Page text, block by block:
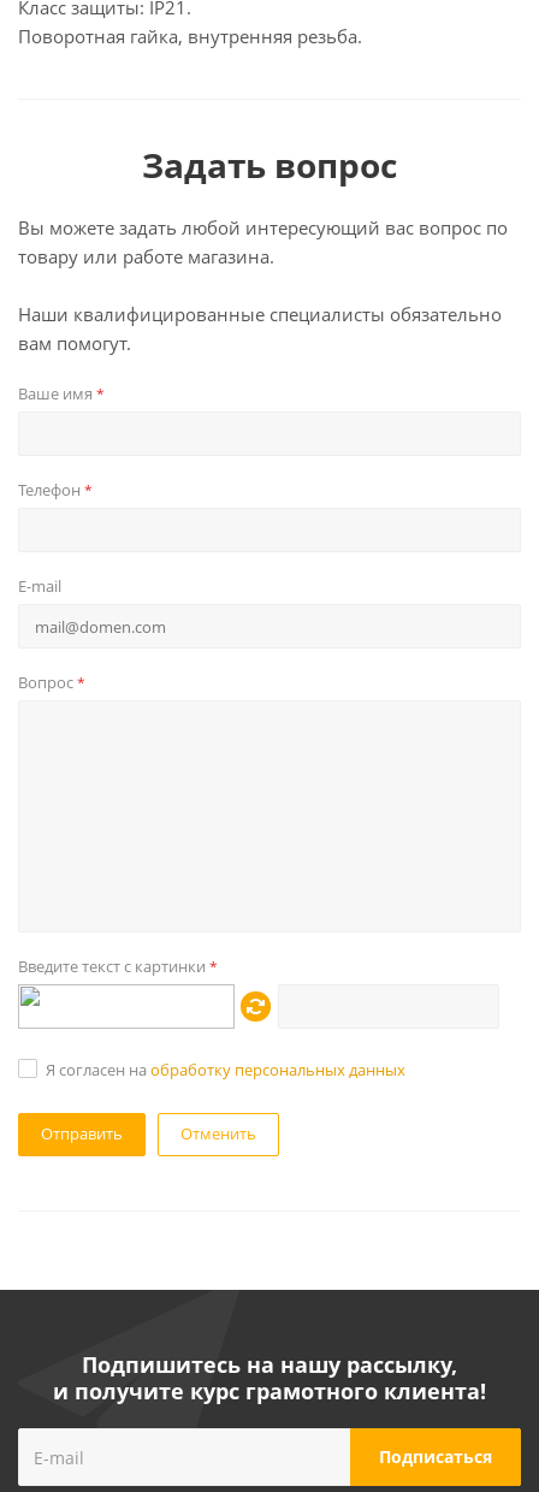
Класс защиты: IP21.
Поворотная гайка, внутренняя резьба.
Задать вопрос
Вы можете задать любой интересующий вас вопрос по
товару или работе магазина.
Наши квалифицированные специалисты обязательно
вам помогут.
Ваше имя *
Телефон *
E-mail
Вопрос*
Введите текст с картинки *
Я согласен на обработку персональных данных
Отменить
Подпишитесь на нашу рассылку,
и получите курс грамотного клиента!